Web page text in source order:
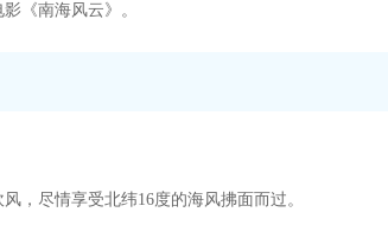
《南海风云》。
，尽情享受北纬16度的海风拂面而过。